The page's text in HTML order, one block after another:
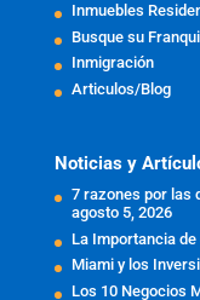
Inmuebles
Busque su
Inmigración
Articulos/Blog
Noticias y
7 razones por las
agosto 5, 2026
La Importancia
Miami y los
Los 10 Negocios